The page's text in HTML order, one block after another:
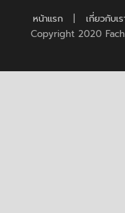
หน้าแรก เกี่ยวกับเร
Copyright 2020